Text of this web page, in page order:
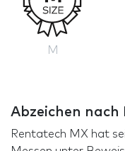
M
Abzeichen nach
Rentatech MX hat